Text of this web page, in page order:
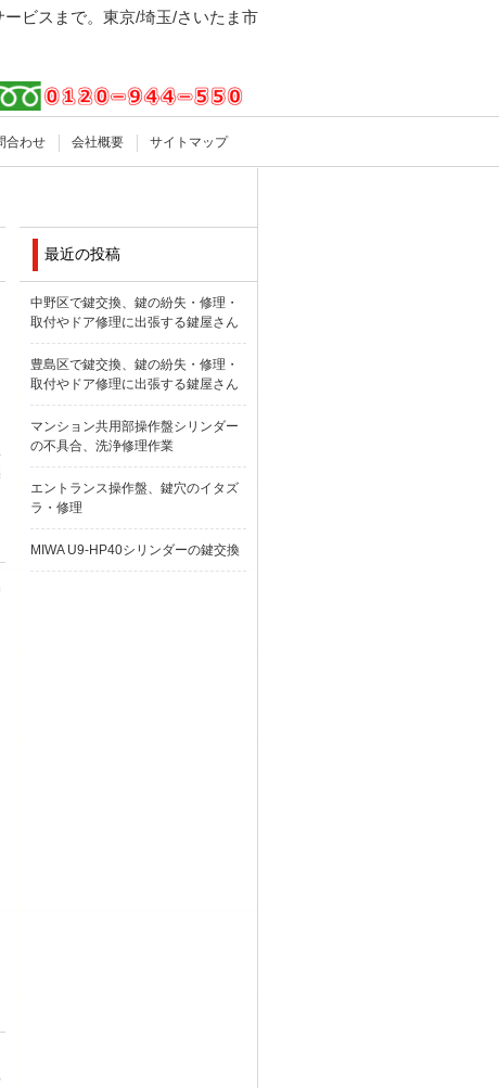
ビスまで。東京/埼玉/さいたま市
合わせ 会社概要 サイトマップ
最近の投稿
中野区で鍵交換、鍵の紛失・修理・
取付やドア修理に出張する鍵屋さん
豊島区で鍵交換、鍵の紛失・修理・
取付やドア修理に出張する鍵屋さん
マンション共用部操作盤シリンダー
の不具合、洗浄修理作業
エントランス操作盤、鍵穴のイタズ
ラ・修理
MIWA U9-HP40シリンダーの鍵交換